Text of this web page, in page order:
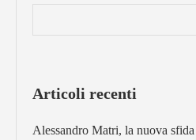
Articoli recenti
Alessandro Matri, la nuova